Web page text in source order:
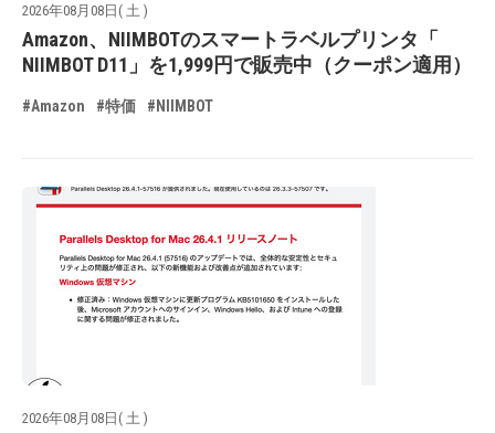
2026年08月08日( 土 )
Amazon、NIIMBOTのスマートラベルプリンタ「
NIIMBOT D11」を1,999円で販売中（クーポン適用）
#Amazon #特価 #NIIMBOT
2026年08月08日( 土 )